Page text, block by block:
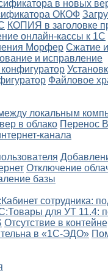
в новых
ОКОФ
КОПИЯ в заголовке
онлайн-кассы к 1С
Морфер Сжатие
и исправление
Файловое
локальным
в облако Перенос
канала
Отключение
базы
сотрудника:
для УТ 11.4:
Отсутствие в
в «1С-ЭДО»